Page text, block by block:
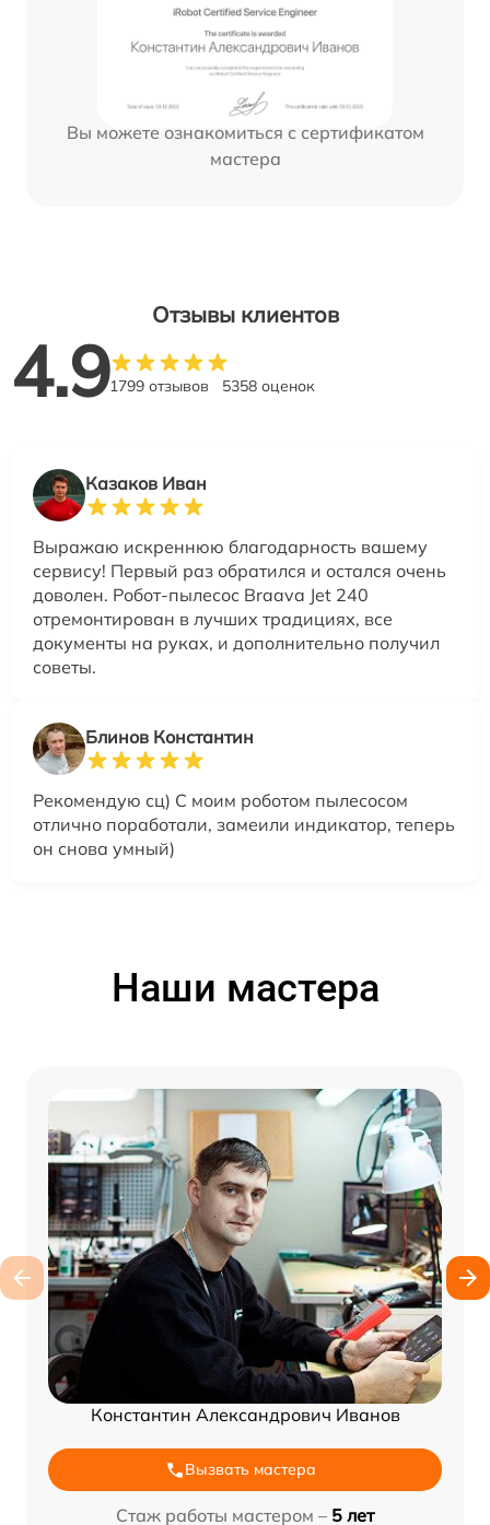
Вы можете ознакомиться с сертификатом
мастера
Отзывы клиентов
4.91799 отзывов 5358 оценок
Казаков Иван
Выражаю искреннюю благодарность вашему
сервису! Первый раз обратился и остался очень
доволен. Робот-пылесос Braava Jet 240
отремонтирован в лучших традициях, все
документы на руках, и дополнительно получил
советы.
Блинов Константин
Рекомендую сц) С моим роботом пылесосом
отлично поработали, замеили индикатор, теперь
он снова умный)
Наши мастера
Константин Александрович Иванов
Вызвать мастера
Стаж работы мастером – 5 лет